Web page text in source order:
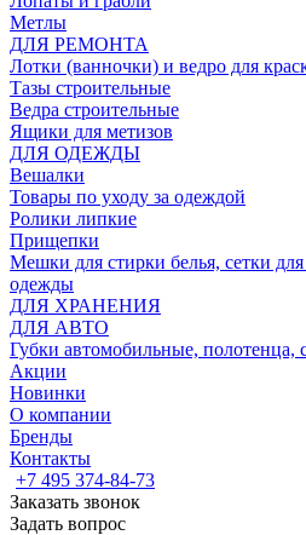
Метлы
ДЛЯ РЕМОНТА
Лотки (ванночки) и ведро для
Тазы строительные
Ведра строительные
Ящики для метизов
ДЛЯ ОДЕЖДЫ
Вешалки
Товары по уходу за одеждой
Ролики липкие
Прищепки
Мешки для стирки белья, сетки
одежды
ДЛЯ ХРАНЕНИЯ
ДЛЯ АВТО
Губки автомобильные, полотенца,
Акции
Новинки
О компании
Бренды
Контакты
+7 495 374-84-73
Заказать звонок
Задать вопрос